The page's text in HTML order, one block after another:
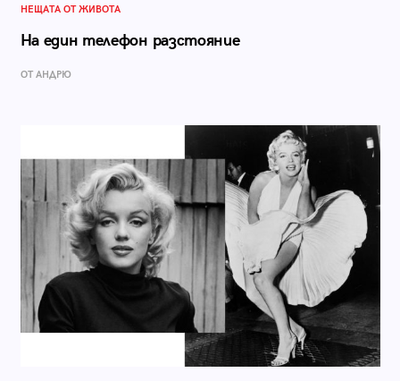
НЕЩАТА ОТ ЖИВОТА
На един телефон разстояние
ОТ АНДРЮ